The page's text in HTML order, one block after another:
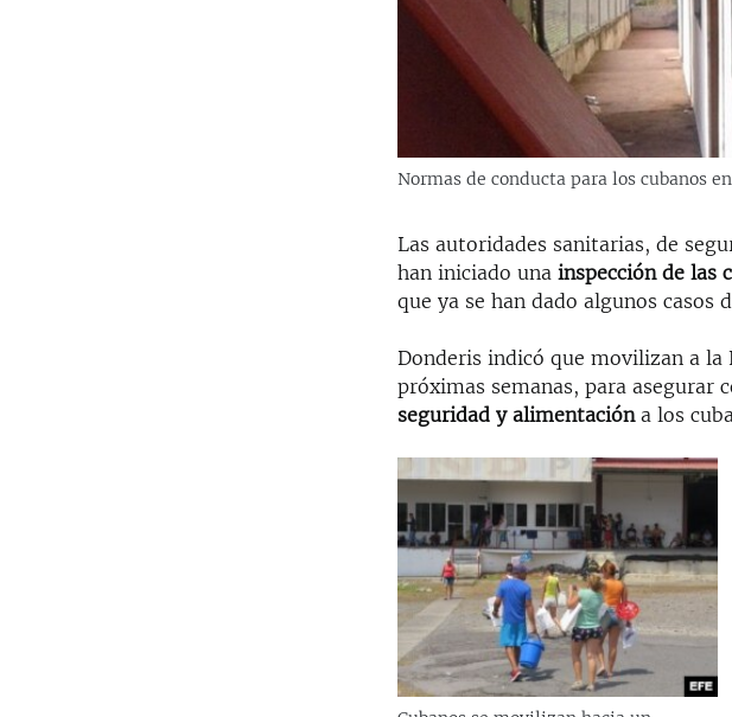
Normas de conducta para los cubanos
Las autoridades sanitarias, de
han iniciado unainspección de las
que ya se han dado algunos casos
Donderis indicó que movilizan a la
próximas semanas, para asegurar
seguridad y alimentacióna los